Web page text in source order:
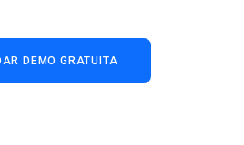
DEMO GRATUITA